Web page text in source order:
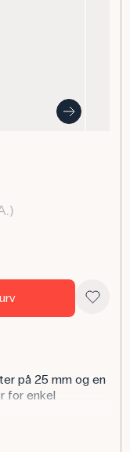
på 25 mm og en
for enkel